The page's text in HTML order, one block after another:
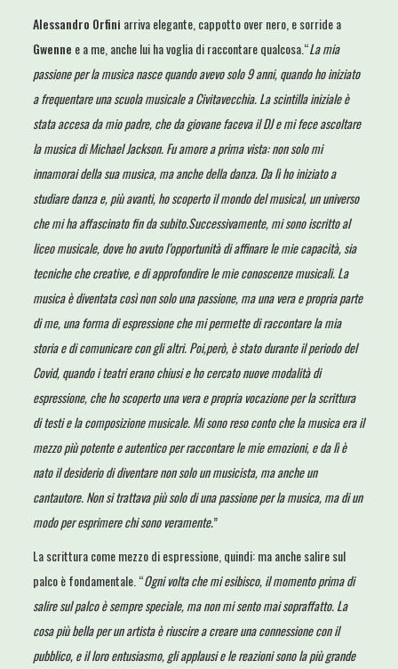
Alessandro Orfini arriva elegante, cappotto over nero, e sorride a
Gwenne e a me, anche lui ha voglia di raccontare qualcosa.“La mia
passione per la musica nasce quando avevo solo 9 anni, quando ho iniziato
a frequentare una scuola musicale a Civitavecchia. La scintilla iniziale è
stata accesa da mio padre, che da giovane faceva il DJ e mi fece ascoltare
la musica di Michael Jackson. Fu amore a prima vista: non solo mi
innamorai della sua musica, ma anche della danza. Da lì ho iniziato a
studiare danza e, più avanti, ho scoperto il mondo del musical, un universo
che mi ha affascinato fin da subito.Successivamente, mi sono iscritto al
liceo musicale, dove ho avuto l’opportunità di affinare le mie capacità, sia
tecniche che creative, e di approfondire le mie conoscenze musicali. La
musica è diventata così non solo una passione, ma una vera e propria parte
di me, una forma di espressione che mi permette di raccontare la mia
storia e di comunicare con gli altri. Poi,però, è stato durante il periodo del
Covid, quando i teatri erano chiusi e ho cercato nuove modalità di
espressione, che ho scoperto una vera e propria vocazione per la scrittura
di testi e la composizione musicale. Mi sono reso conto che la musica era il
mezzo più potente e autentico per raccontare le mie emozioni, e da lì è
nato il desiderio di diventare non solo un musicista, ma anche un
cantautore. Non si trattava più solo di una passione per la musica, ma di un
modo per esprimere chi sono veramente.”
La scrittura come mezzo di espressione, quindi: ma anche salire sul
palco è fondamentale. “Ogni volta che mi esibisco, il momento prima di
salire sul palco è sempre speciale, ma non mi sento mai sopraffatto. La
cosa più bella per un artista è riuscire a creare una connessione con il
pubblico, e il loro entusiasmo, gli applausi e le reazioni sono la più grande